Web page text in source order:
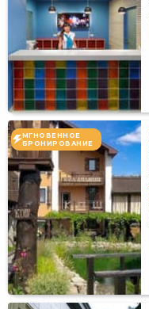
МГНОВЕННОЕ
БРОНИРОВАНИЕ